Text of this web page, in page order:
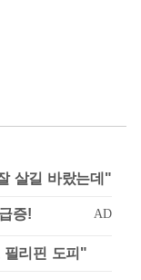
살길 바랐는데"
필리핀 도피"